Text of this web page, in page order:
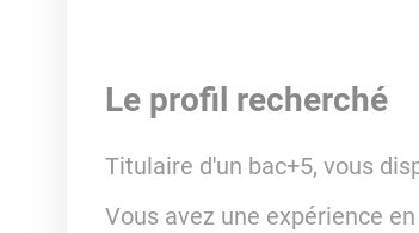
Le profil recherché
Titulaire d'un bac+5, vous
Vous avez une expérience